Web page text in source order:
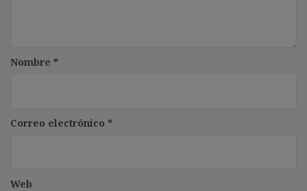
Nombre *
Correo electrónico *
Web